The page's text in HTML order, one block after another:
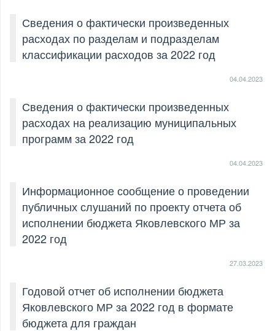
Сведения о фактически произведенных
расходах по разделам и подразделам
классификации расходов за 2022 год
04.04.2023
Сведения о фактически произведенных
расходах на реализацию муниципальных
программ за 2022 год
04.04.2023
Информационное сообщение о проведении
публичных слушаний по проекту отчета об
исполнении бюджета Яковлевского МР за
2022 год
27.03.2023
Годовой отчет об исполнении бюджета
Яковлевского МР за 2022 год в формате
бюджета для граждан